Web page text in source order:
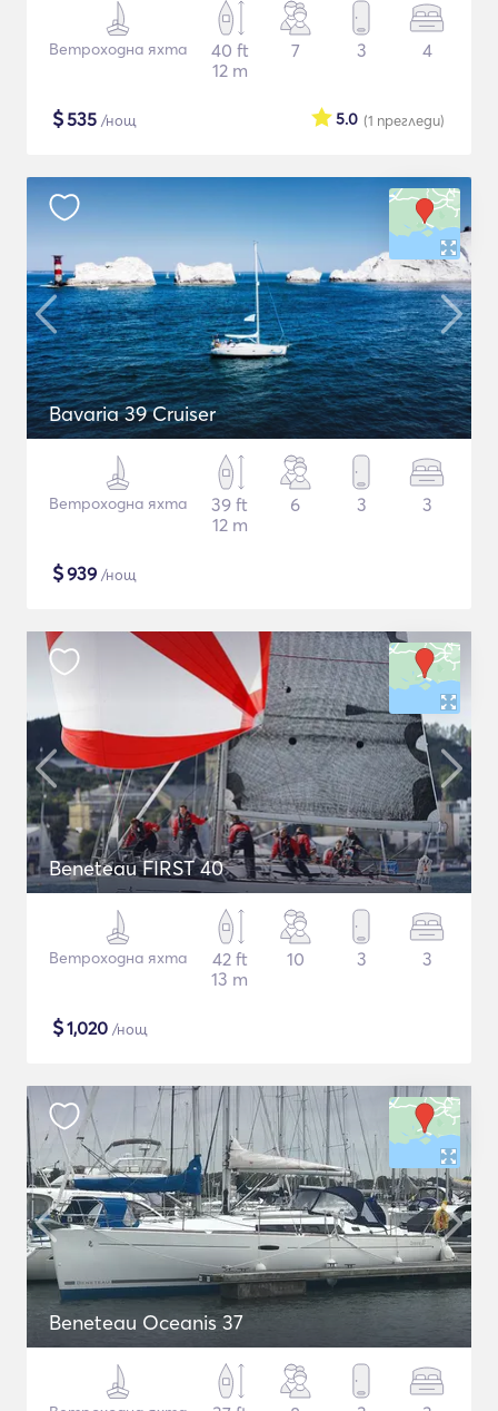
Ветроходна яхта
40 ft
12 m
7 3 4
$535 /нощ (1 прегледи)
5.0
Bavaria 39 Cruiser
Ветроходна яхта
39 ft
12 m
6 3 3
$939 /нощ
Beneteau FIRST 40
Ветроходна яхта
42 ft
13 m
10 3 3
$1,020 /нощ
Beneteau Oceanis 37